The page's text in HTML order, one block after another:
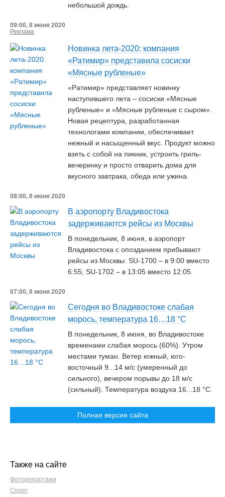
небольшой дождь.
09:00, 8 июня 2020
Реклама
Новинка лета-2020: компания
«Ратимир» представила сосиски
«Мясные рубленые»
«Ратимир» представляет новинку
наступившего лета – сосиски «Мясные
рубленые» и «Мясные рубленые с сыром».
Новая рецептура, разработанная
технологами компании, обеспечивает
нежный и насыщенный вкус. Продукт можно
взять с собой на пикник, устроить гриль-
вечеринку и просто отварить дома для
вкусного завтрака, обеда или ужина.
08:00, 8 июня 2020
В аэропорту Владивостока
задерживаются рейсы из Москвы
В понедельник, 8 июня, в аэропорт
Владивостока с опозданием прибывают
рейсы из Москвы: SU-1700 – в 9:00 вместо
6:55; SU-1702 – в 13:05 вместо 12:05.
07:00, 8 июня 2020
Сегодня во Владивостоке слабая
морось, температура 16…18 °С
В понедельник, 8 июня, во Владивостоке
временами слабая морось (60%). Утром
местами туман. Ветер южный, юго-
восточный 9...14 м/c (умеренный до
сильного), вечером порывы до 18 м/с
(сильный). Температура воздуха 16...18 °С.
Полная версия сайта
Также на сайте
Фоторепортажи
Спорт